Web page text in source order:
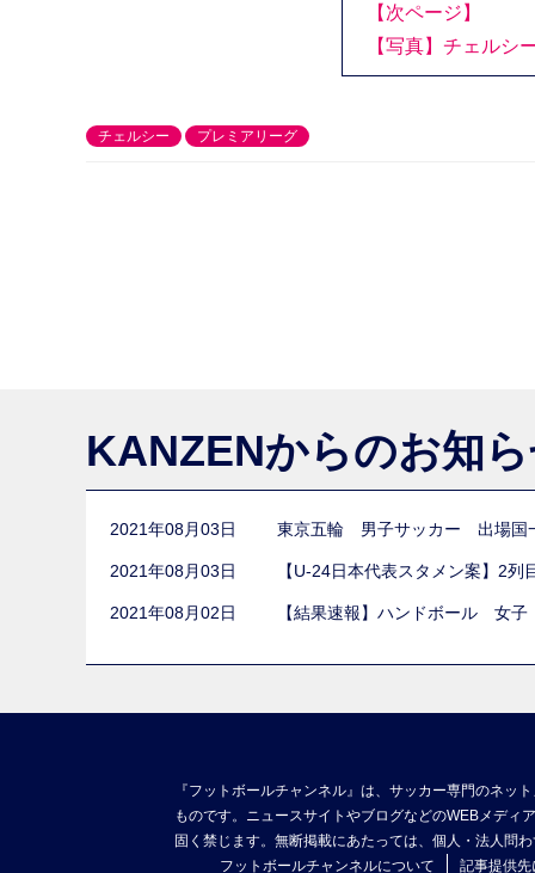
【次ページ】
【写真】チェルシ
チェルシー プレミアリーグ
KANZENからのお知
2021年08月03日 東京五輪 男子サッカー 出場国
2021年08月03日 【U-24日本代表スタメン案】2
2021年08月02日 【結果速報】ハンドボール 女
『フットボールチャンネル』は、サッカー専門のネッ
ものです。ニュースサイトやブログなどのWEBメディ
固く禁じます。無断掲載にあたっては、個人・法人問
フットボールチャンネルについて
記事提供先